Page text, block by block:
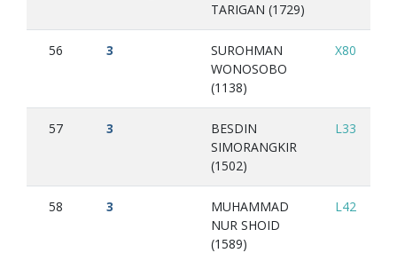
TARIGAN (1729)
56 3
SUROHMAN
WONOSOBO
(1138)
X80
57 3
BESDIN
SIMORANGKIR
(1502)
L33
58 3
MUHAMMAD
NUR SHOID
(1589)
L42